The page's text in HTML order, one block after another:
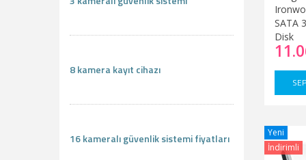
8 kamera kayıt cihazı
16 kameralı güvenlik sistemi fiyatları
SATA
Disk
Yeni
İndirimli